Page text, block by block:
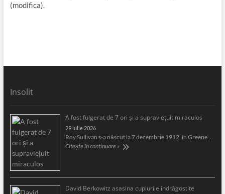
(modifica).
Insolit
A fost fulgerat de 7 ori şi a supravieţuit miraculos
29 iulie 2026
Roy Sullivan s-a născut la 7 decembrie 1912, în Greene …
Citește în continuare »
David Berkowitz asasina cuplurile îndrăgostite